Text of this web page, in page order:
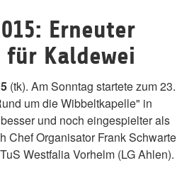
Erneuter
für Kaldewei
(tk). Am Sonntag startete zum 23.
um die Wibbeltkapelle" in
und noch eingespielter als
Chef Organisator Frank Schwarte
Westfalia Vorhelm (LG Ahlen).